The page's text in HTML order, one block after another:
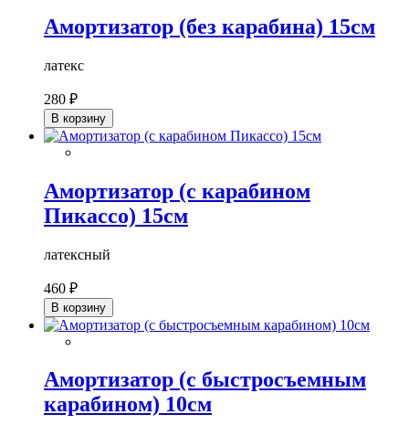
Амортизатор (без карабина) 15см
латекс
280 ₽
В корзину
Амортизатор (с карабином
Пикассо) 15см
латексный
460 ₽
В корзину
Амортизатор (с быстросъемным
карабином) 10см